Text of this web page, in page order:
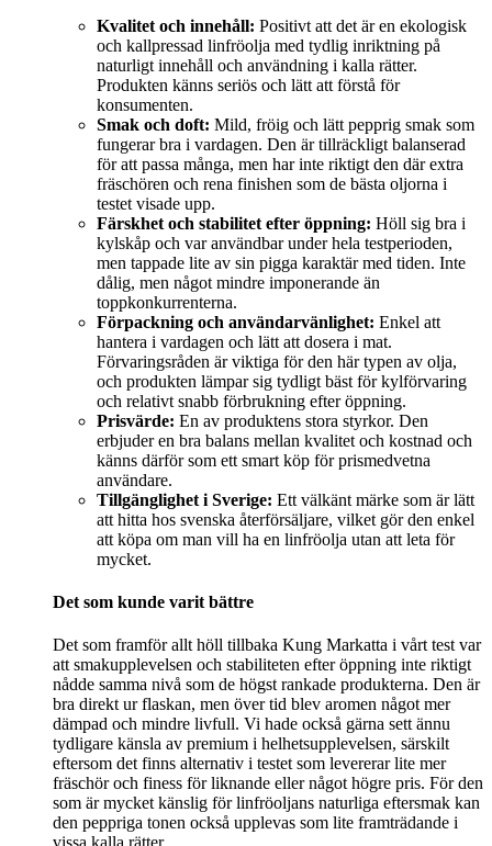
Kvalitet och innehåll: Positivt att det är en ekologisk
och kallpressad linfröolja med tydlig inriktning på
naturligt innehåll och användning i kalla rätter.
Produkten känns seriös och lätt att förstå för
konsumenten.
Smak och doft: Mild, fröig och lätt pepprig smak som
fungerar bra i vardagen. Den är tillräckligt balanserad
för att passa många, men har inte riktigt den där extra
fräschören och rena finishen som de bästa oljorna i
testet visade upp.
Färskhet och stabilitet efter öppning: Höll sig bra i
kylskåp och var användbar under hela testperioden,
men tappade lite av sin pigga karaktär med tiden. Inte
dålig, men något mindre imponerande än
toppkonkurrenterna.
Förpackning och användarvänlighet: Enkel att
hantera i vardagen och lätt att dosera i mat.
Förvaringsråden är viktiga för den här typen av olja,
och produkten lämpar sig tydligt bäst för kylförvaring
och relativt snabb förbrukning efter öppning.
Prisvärde: En av produktens stora styrkor. Den
erbjuder en bra balans mellan kvalitet och kostnad och
känns därför som ett smart köp för prismedvetna
användare.
Tillgänglighet i Sverige: Ett välkänt märke som är lätt
att hitta hos svenska återförsäljare, vilket gör den enkel
att köpa om man vill ha en linfröolja utan att leta för
mycket.
Det som kunde varit bättre
Det som framför allt höll tillbaka Kung Markatta i vårt test var
att smakupplevelsen och stabiliteten efter öppning inte riktigt
nådde samma nivå som de högst rankade produkterna. Den är
bra direkt ur flaskan, men över tid blev aromen något mer
dämpad och mindre livfull. Vi hade också gärna sett ännu
tydligare känsla av premium i helhetsupplevelsen, särskilt
eftersom det finns alternativ i testet som levererar lite mer
fräschör och finess för liknande eller något högre pris. För den
som är mycket känslig för linfröoljans naturliga eftersmak kan
den peppriga tonen också upplevas som lite framträdande i